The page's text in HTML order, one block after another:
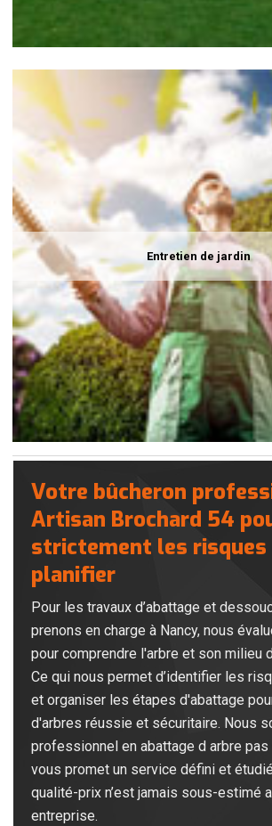
Entretien de jardin
Votre bûcheron
Artisan Brochard 54
strictement les risques
planifier
Pour les travaux d’abattage et
prenons en charge à Nancy, nous
pour comprendre l'arbre et son milieu
Ce qui nous permet d’identifier les
et organiser les étapes d'abattage
d'arbres réussie et sécuritaire. Nous
professionnel en abattage d arbre
vous promet un service défini et
qualité-prix n’est jamais sous-estimé
entreprise.